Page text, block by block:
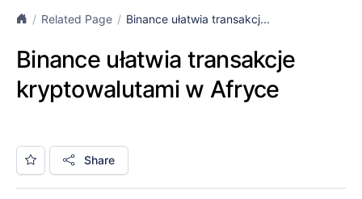
Related Page Binance ułatwia transakcj...
Binance ułatwia transakcje
kryptowalutami w Afryce
Share